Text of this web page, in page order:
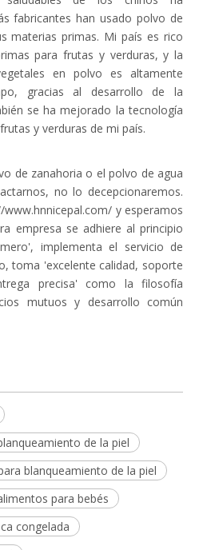
fabricantes han usado polvo de
materias primas. Mi país es rico
para frutas y verduras, y la
en polvo es altamente
gracias al desarrollo de la
se ha mejorado la tecnología
y verduras de mi país.
de zanahoria o el polvo de agua
no lo decepcionaremos.
www.hnnicepal.com/ y esperamos
empresa se adhiere al principio
implementa el servicio de
toma 'excelente calidad, soporte
precisa' como la filosofía
mutuos y desarrollo común
de la piel
blanqueamiento de la piel
para bebés
congelada